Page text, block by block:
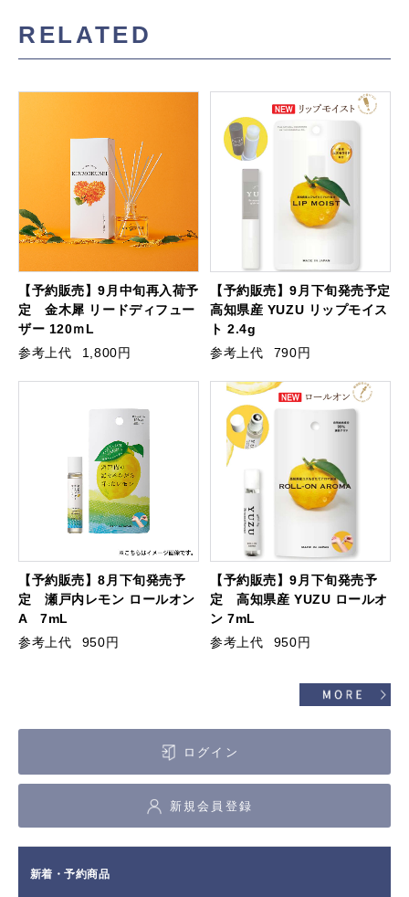
RELATED
【予約販売】9月中旬再入荷予
定 金木犀 リードディフュー
ザー 120ｍL
参考上代
1,800円
【予約販売】9月下旬発売予定
高知県産 YUZU リップモイス
ト 2.4g
参考上代
790円
【予約販売】8月下旬発売予
定 瀬戸内レモン ロールオン
A 7mL
参考上代
950円
【予約販売】9月下旬発売予
定 高知県産 YUZU ロールオ
ン 7mL
参考上代
950円
ログイン
新規会員登録
新着・予約商品